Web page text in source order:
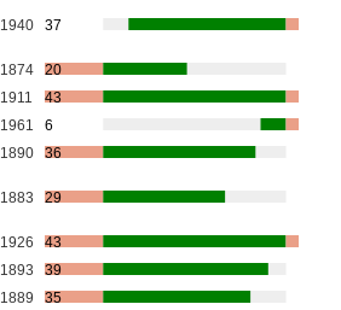
1940 37
1874
20
1911
43
1961
6
1890 36
1883 29
1926
43
1893
39
1889
35